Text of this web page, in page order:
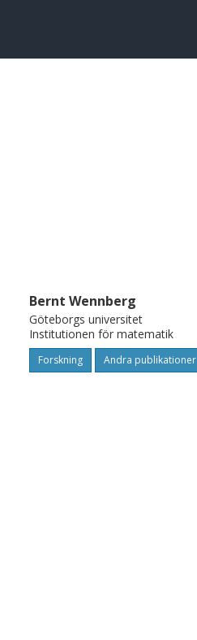
Bernt Wennberg
Göteborgs universitet
Institutionen för matematik
Forskning Andra publikationer